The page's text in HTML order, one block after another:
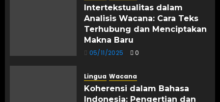
Intertekstualitas dalam
Analisis Wacana: Cara Teks
Terhubung dan Menciptakan
Makna Baru
05/11/2025 0
Lingua Wacana
Koherensi dalam Bahasa
Indonesia: Pengertian dan